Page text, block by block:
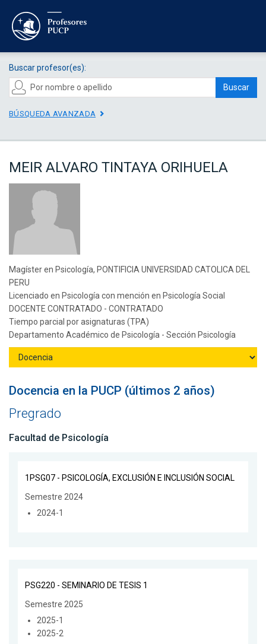
Buscar profesor(es):
Buscar
BÚSQUEDA AVANZADA
MEIR ALVARO TINTAYA ORIHUELA
Magíster en Psicología, PONTIFICIA UNIVERSIDAD CATOLICA DEL
PERU
Licenciado en Psicología con mención en Psicología Social
DOCENTE CONTRATADO - CONTRATADO
Tiempo parcial por asignaturas (TPA)
Departamento Académico de Psicología - Sección Psicología
Docencia en la PUCP (últimos 2 años)
Pregrado
Facultad de Psicología
1PSG07 - PSICOLOGÍA, EXCLUSIÓN E INCLUSIÓN SOCIAL
Semestre 2024
2024-1
PSG220 - SEMINARIO DE TESIS 1
Semestre 2025
2025-1
2025-2